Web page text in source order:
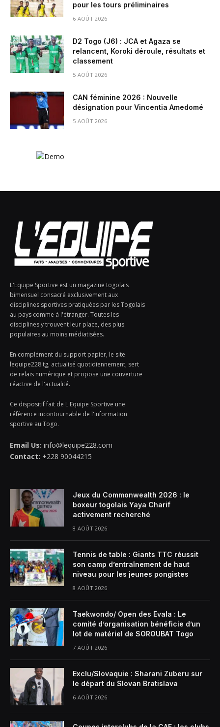
pour les tours préliminaires
6 AOÛT 2026
D2 Togo (J6) : JCA et Agaza se
relancent, Koroki déroule, résultats et
classement
5 AOÛT 2026
CAN féminine 2026 : Nouvelle
désignation pour Vincentia Amedomé
5 AOÛT 2026
L'Equipe Sportive est un magazine togolais
bimensuel consacré exclusivement aux
disciplines sportives pratiquées par les Togolais
au pays comme à l'étranger. Toutes les
disciplines y trouvent leur place, des plus
populaires au moins médiatisées.
En complément du support papier, le site
lequipe228.tg, actualisé quotidiennement, sert
de relais numérique et propose une couverture
réactive de l'actualité.
Ce dispositif fait de L'Equipe Sportive une
référence incontournable de l'information
sportive au Togo.
Email Us: info@lequipe228.com
Contact: +228 90044215
Jeux du Commonwealth 2026 : le
boxeur togolais Yaya Charif
activement recherché
8 AOÛT 2026
Tennis de table : Giants TTC réussit
son camp d’entraînement de haut
niveau pour les jeunes pongistes
8 AOÛT 2026
Taekwondo/ Open des Evala : Le
comité d’organisation bénéficie d’un
lot de matériel de SOROUBAT Togo
7 AOÛT 2026
Exclu/Slovaquie : Sharani Zuberu sur
le départ du Slovan Bratislava
6 AOÛT 2026